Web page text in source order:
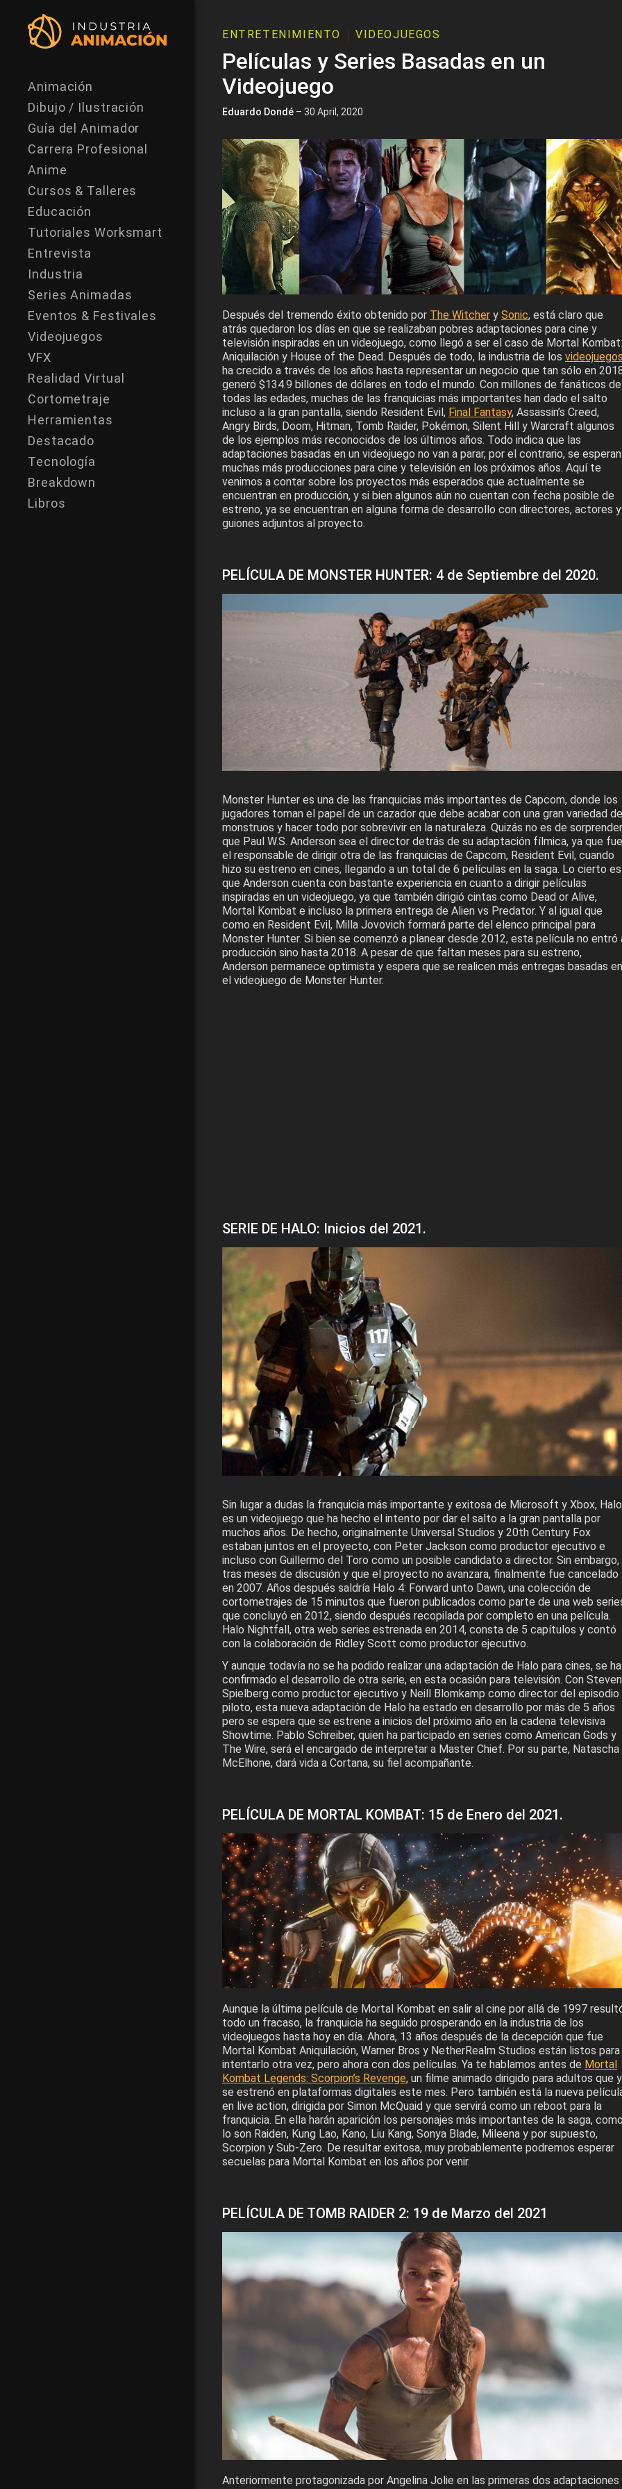
Animación
Dibujo / Ilustración
Guía del Animador
Carrera Profesional
Anime
Cursos & Talleres
Educación
Tutoriales Worksmart
Entrevista
Industria
Series Animadas
Eventos & Festivales
Videojuegos
VFX
Realidad Virtual
Cortometraje
Herramientas
Destacado
Tecnología
Breakdown
Libros
ENTRETENIMIENTO VIDEOJUEGOS
Películas y Series Basadas en un
Videojuego
Eduardo Dondé – 30 April, 2020
Después del tremendo éxito obtenido por The Witcher y Sonic, está claro que
atrás quedaron los días en que se realizaban pobres adaptaciones para cine y
televisión inspiradas en un videojuego, como llegó a ser el caso de Mortal Kombat:
Aniquilación y House of the Dead. Después de todo, la industria de los
ha crecido a través de los años hasta representar un negocio que tan sólo en
generó $134.9 billones de dólares en todo el mundo. Con millones de fanáticos de
todas las edades, muchas de las franquicias más importantes han dado el salto
incluso a la gran pantalla, siendo Resident Evil, Final Fantasy, Assassin’s Creed,
Angry Birds, Doom, Hitman, Tomb Raider, Pokémon, Silent Hill y Warcraft algunos
de los ejemplos más reconocidos de los últimos años. Todo indica que las
adaptaciones basadas en un videojuego no van a parar, por el contrario, se esperan
muchas más producciones para cine y televisión en los próximos años. Aquí te
venimos a contar sobre los proyectos más esperados que actualmente se
encuentran en producción, y si bien algunos aún no cuentan con fecha posible de
estreno, ya se encuentran en alguna forma de desarrollo con directores, actores y
guiones adjuntos al proyecto.
PELÍCULA DE MONSTER HUNTER: 4 de Septiembre del 2020.
Monster Hunter es una de las franquicias más importantes de Capcom, donde los
jugadores toman el papel de un cazador que debe acabar con una gran variedad de
monstruos y hacer todo por sobrevivir en la naturaleza. Quizás no es de sorprender
que Paul W.S. Anderson sea el director detrás de su adaptación fílmica, ya que fue
el responsable de dirigir otra de las franquicias de Capcom, Resident Evil, cuando
hizo su estreno en cines, llegando a un total de 6 películas en la saga. Lo cierto es
que Anderson cuenta con bastante experiencia en cuanto a dirigir películas
inspiradas en un videojuego, ya que también dirigió cintas como Dead or Alive,
Mortal Kombat e incluso la primera entrega de Alien vs Predator. Y al igual que
como en Resident Evil, Milla Jovovich formará parte del elenco principal para
Monster Hunter. Si bien se comenzó a planear desde 2012, esta película no entró
producción sino hasta 2018. A pesar de que faltan meses para su estreno,
Anderson permanece optimista y espera que se realicen más entregas basadas en
el videojuego de Monster Hunter.
SERIE DE HALO: Inicios del 2021.
Sin lugar a dudas la franquicia más importante y exitosa de Microsoft y Xbox, Halo
es un videojuego que ha hecho el intento por dar el salto a la gran pantalla por
muchos años. De hecho, originalmente Universal Studios y 20th Century Fox
estaban juntos en el proyecto, con Peter Jackson como productor ejecutivo e
incluso con Guillermo del Toro como un posible candidato a director. Sin embargo,
tras meses de discusión y que el proyecto no avanzara, finalmente fue cancelado
en 2007. Años después saldría Halo 4: Forward unto Dawn, una colección de
cortometrajes de 15 minutos que fueron publicados como parte de una web
que concluyó en 2012, siendo después recopilada por completo en una película.
Halo Nightfall, otra web series estrenada en 2014, consta de 5 capítulos y contó
con la colaboración de Ridley Scott como productor ejecutivo.
Y aunque todavía no se ha podido realizar una adaptación de Halo para cines, se ha
confirmado el desarrollo de otra serie, en esta ocasión para televisión. Con Steven
Spielberg como productor ejecutivo y Neill Blomkamp como director del episodio
piloto, esta nueva adaptación de Halo ha estado en desarrollo por más de 5 años
pero se espera que se estrene a inicios del próximo año en la cadena televisiva
Showtime. Pablo Schreiber, quien ha participado en series como American Gods y
The Wire, será el encargado de interpretar a Master Chief. Por su parte, Natascha
McElhone, dará vida a Cortana, su fiel acompañante.
PELÍCULA DE MORTAL KOMBAT: 15 de Enero del 2021.
Aunque la última película de Mortal Kombat en salir al cine por allá de 1997
todo un fracaso, la franquicia ha seguido prosperando en la industria de los
videojuegos hasta hoy en día. Ahora, 13 años después de la decepción que fue
Mortal Kombat Aniquilación, Warner Bros y NetherRealm Studios están listos para
intentarlo otra vez, pero ahora con dos películas. Ya te hablamos antes de Mortal
Kombat Legends: Scorpion’s Revenge, un filme animado dirigido para adultos que
se estrenó en plataformas digitales este mes. Pero también está la nueva
en live action, dirigida por Simon McQuaid y que servirá como un reboot para la
franquicia. En ella harán aparición los personajes más importantes de la saga,
lo son Raiden, Kung Lao, Kano, Liu Kang, Sonya Blade, Mileena y por supuesto,
Scorpion y Sub-Zero. De resultar exitosa, muy probablemente podremos esperar
secuelas para Mortal Kombat en los años por venir.
PELÍCULA DE TOMB RAIDER 2: 19 de Marzo del 2021
Anteriormente protagonizada por Angelina Jolie en las primeras dos adaptaciones